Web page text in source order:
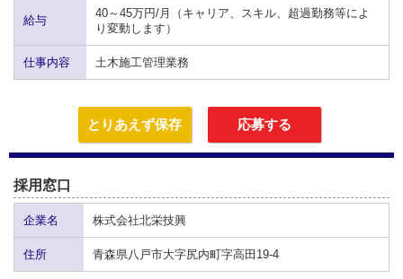
給与
40～45万円/月（キャリア、スキル、超過勤務等によ
り変動します）
仕事内容 土木施工管理業務
とりあえず保存 応募する
採用窓口
企業名 株式会社北栄技興
住所 青森県八戸市大字尻内町字高田19-4